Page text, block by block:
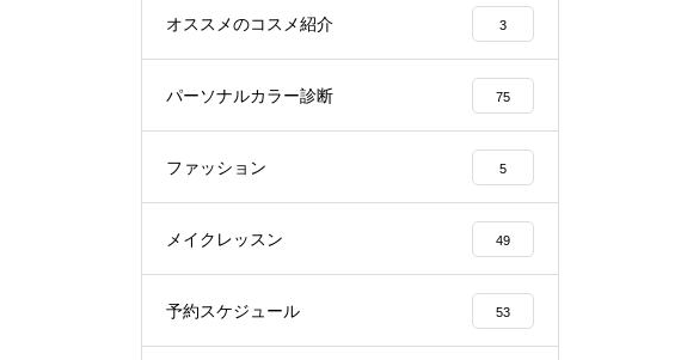
オススメのコスメ紹介 3
パーソナルカラー診断 75
ファッション 5
メイクレッスン 49
予約スケジュール 53